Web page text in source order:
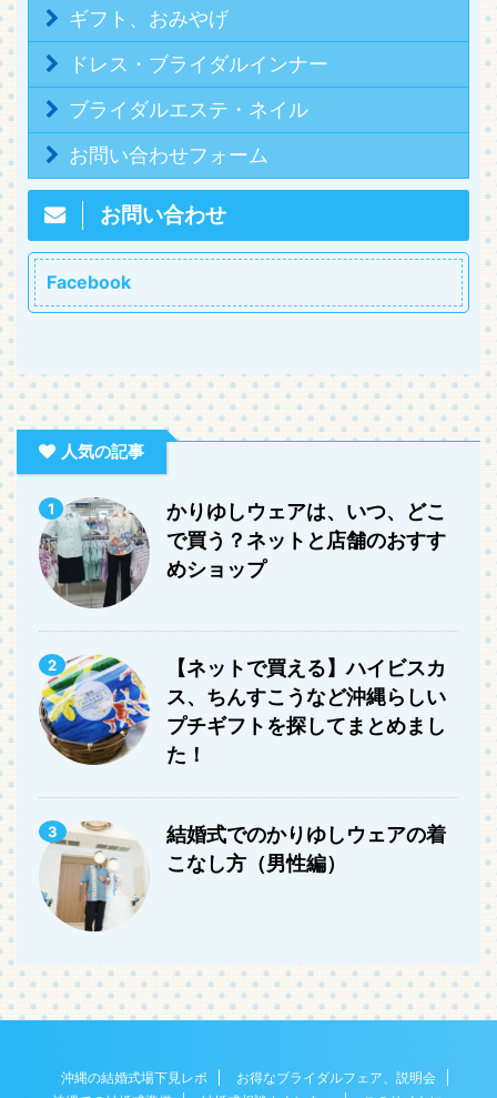
ギフト、おみやげ
ドレス・ブライダルインナー
ブライダルエステ・ネイル
お問い合わせフォーム
お問い合わせ
Facebook
人気の記事
1
かりゆしウェアは、いつ、どこ
で買う？ネットと店舗のおすす
めショップ
2
【ネットで買える】ハイビスカ
ス、ちんすこうなど沖縄らしい
プチギフトを探してまとめまし
た！
3
結婚式でのかりゆしウェアの着
こなし方（男性編）
沖縄の結婚式場下見レポ
お得なブライダルフェア、説明会